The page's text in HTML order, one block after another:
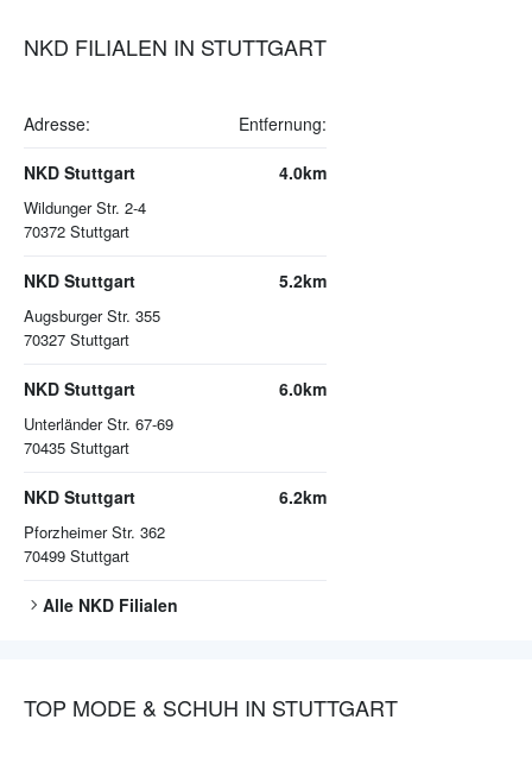
NKD FILIALEN IN STUTTGART
Adresse: Entfernung:
NKD Stuttgart
Wildunger Str. 2-4
70372 Stuttgart
4.0km
NKD Stuttgart
Augsburger Str. 355
70327 Stuttgart
5.2km
NKD Stuttgart
Unterländer Str. 67-69
70435 Stuttgart
6.0km
NKD Stuttgart
Pforzheimer Str. 362
70499 Stuttgart
6.2km
Alle NKD Filialen
TOP MODE & SCHUH IN STUTTGART